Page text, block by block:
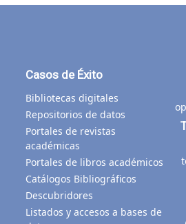
Casos de Éxito
Bibliotecas digitales
Repositorios de datos
Portales de revistas
académicas
Portales de libros académicos
Catálogos Bibliográficos
Descubridores
Listados y accesos a bases de